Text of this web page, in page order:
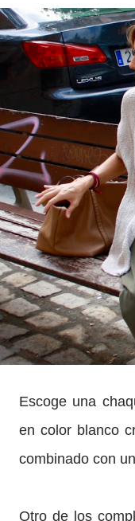
Escoge una
en color blanco
combinado con
Otro de los